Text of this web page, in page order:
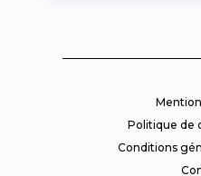
Politique de
Conditions